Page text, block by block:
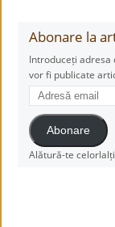
Abonare la
Introduceți
vor fi publicate
Adresă
email
Abonare
Alătură-te